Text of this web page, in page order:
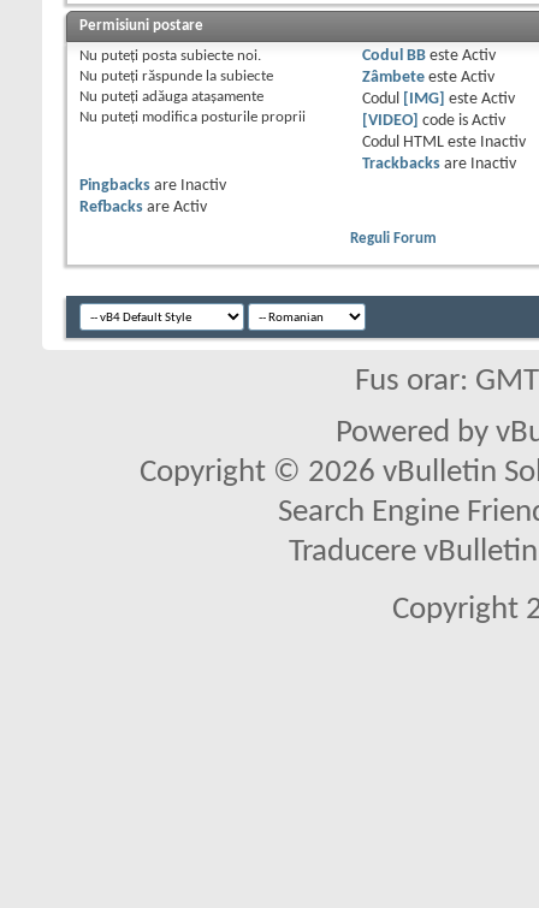
Permisiuni postare
Nu puteţi posta subiecte noi.
Nu puteţi răspunde la subiecte
Nu puteţi adăuga ataşamente
Nu puteţi modifica posturile proprii
Codul BBeste Activ
Zâmbeteeste Activ
Codul
[IMG] este Activ
[VIDEO]
code is Activ
Codul HTML este
Inactiv
Trackbacksare
Inactiv
Pingbacks are
Inactiv
Refbacks are Activ
Reguli Forum
Fus orar:
Powered by
Copyright © 2026 vBulletin
Search Engine
Traducere
Copyright